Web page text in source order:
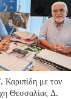
Καριπίδη με τον
Θεσσαλίας Δ.